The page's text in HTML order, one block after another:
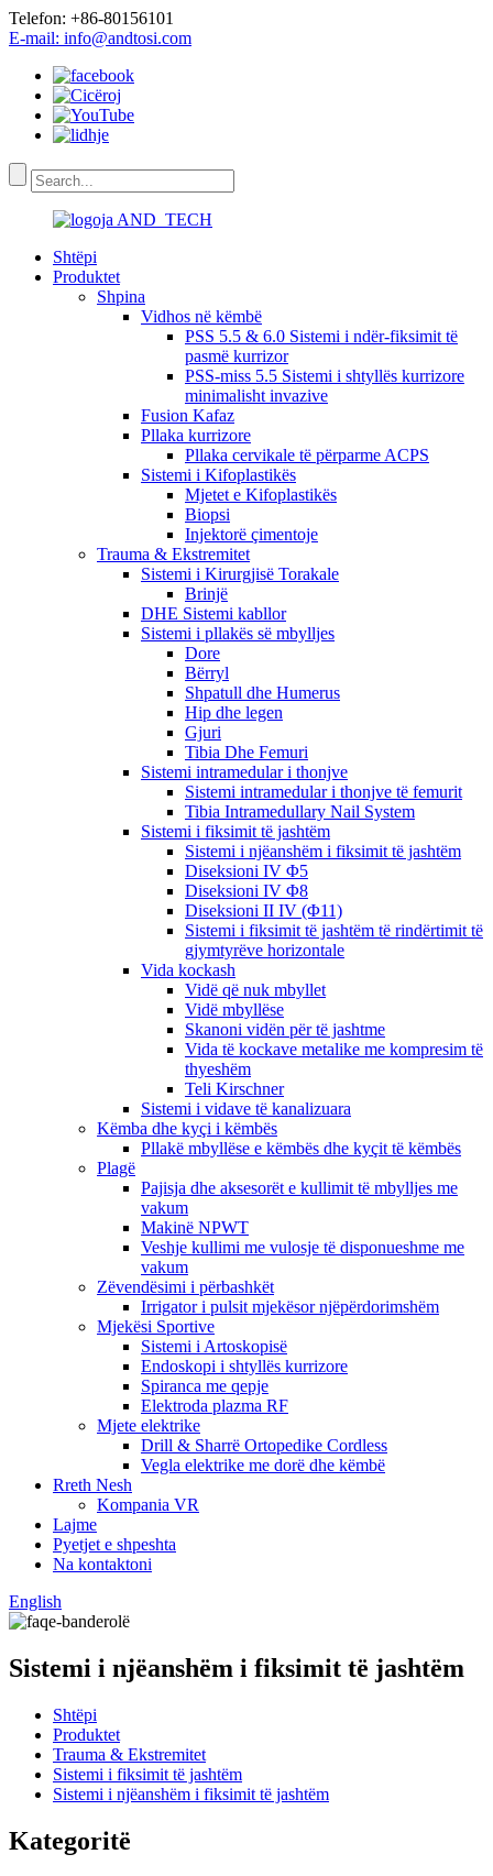
Telefon: +86-80156101
E-mail: info@andtosi.com
Shtëpi
Produktet
Shpina
Vidhos në këmbë
PSS 5.5 & 6.0 Sistemi i ndër-fiksimit të
pasmë kurrizor
PSS-miss 5.5 Sistemi i shtyllës kurrizore
minimalisht invazive
Fusion Kafaz
Pllaka kurrizore
Pllaka cervikale të përparme ACPS
Sistemi i Kifoplastikës
Mjetet e Kifoplastikës
Biopsi
Injektorë çimentoje
Trauma & Ekstremitet
Sistemi i Kirurgjisë Torakale
Brinjë
DHE Sistemi kabllor
Sistemi i pllakës së mbylljes
Dore
Bërryl
Shpatull dhe Humerus
Hip dhe legen
Gjuri
Tibia Dhe Femuri
Sistemi intramedular i thonjve
Sistemi intramedular i thonjve të femurit
Tibia Intramedullary Nail System
Sistemi i fiksimit të jashtëm
Sistemi i njëanshëm i fiksimit të jashtëm
Diseksioni IV Φ5
Diseksioni IV Φ8
Diseksioni II IV (Φ11)
Sistemi i fiksimit të jashtëm të rindërtimit të
gjymtyrëve horizontale
Vida kockash
Vidë që nuk mbyllet
Vidë mbyllëse
Skanoni vidën për të jashtme
Vida të kockave metalike me kompresim të
thyeshëm
Teli Kirschner
Sistemi i vidave të kanalizuara
Këmba dhe kyçi i këmbës
Pllakë mbyllëse e këmbës dhe kyçit të këmbës
Plagë
Pajisja dhe aksesorët e kullimit të mbylljes me
vakum
Makinë NPWT
Veshje kullimi me vulosje të disponueshme me
vakum
Zëvendësimi i përbashkët
Irrigator i pulsit mjekësor njëpërdorimshëm
Mjekësi Sportive
Sistemi i Artoskopisë
Endoskopi i shtyllës kurrizore
Spiranca me qepje
Elektroda plazma RF
Mjete elektrike
Drill & Sharrë Ortopedike Cordless
Vegla elektrike me dorë dhe këmbë
Rreth Nesh
Kompania VR
Lajme
Pyetjet e shpeshta
Na kontaktoni
English
Sistemi i njëanshëm i fiksimit të jashtëm
Shtëpi
Produktet
Trauma & Ekstremitet
Sistemi i fiksimit të jashtëm
Sistemi i njëanshëm i fiksimit të jashtëm
Kategoritë